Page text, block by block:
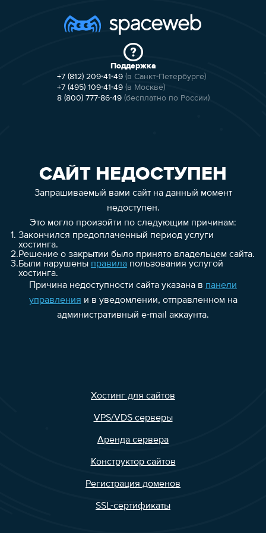
Поддержка
+7 (812) 209-41-49 (в Санкт-Петербурге)
+7 (495) 109-41-49 (в Москве)
8 (800) 777-86-49 (бесплатно по России)
САЙТ НЕДОСТУПЕН
Запрашиваемый вами сайт на данный момент
недоступен.
Это могло произойти по следующим причинам:
1. Закончился предоплаченный период услуги
хостинга.
2.Решение о закрытии было принято владельцем сайта.
3.Были нарушены правилапользования услугой
хостинга.
Причина недоступности сайта указана в панели
управления и в уведомлении, отправленном на
административный e-mail аккаунта.
Хостинг для сайтов
VPS/VDS серверы
Аренда сервера
Конструктор сайтов
Регистрация доменов
SSL-сертификаты